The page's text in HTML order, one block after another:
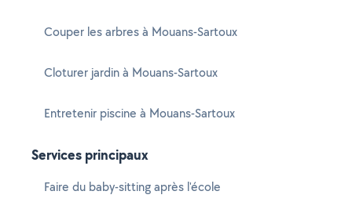
Couper les arbres à Mouans-Sartoux
Cloturer jardin à Mouans-Sartoux
Entretenir piscine à Mouans-Sartoux
Services principaux
Faire du baby-sitting après l'école